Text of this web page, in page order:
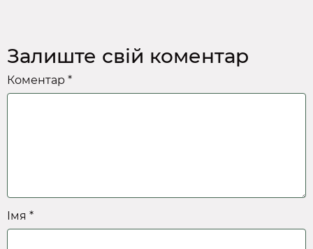
Залиште свій коментар
Коментар *
Імя *